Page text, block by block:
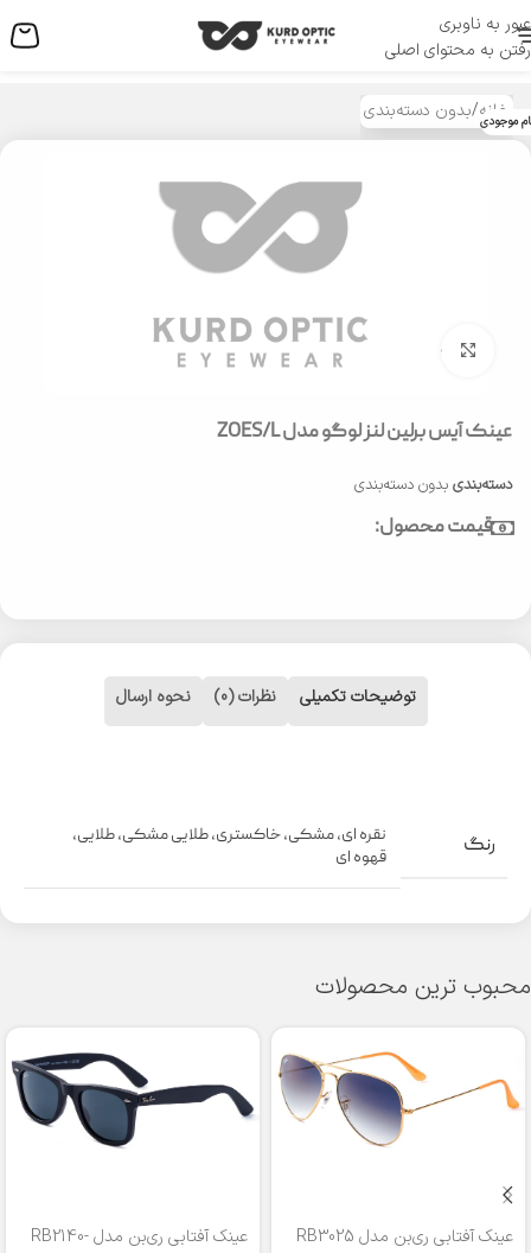
عبور به ناوبری
رفتن به محتوای اصلی
منو
خانه/بدون دسته‌بندی موجودی
بزرگنمایی تصویر
عینک آیس برلین لنز لوگو مدل ZOES/L
دسته‌بندی بدون دسته‌بندی
قیمت محصول:
توضیحات تکمیلی نظرات (0) نحوه ارسال
رنگ نقره ای,مشکی,خاکستری,طلایی مشکی,طلایی,
قهوه ای
محبوب ترین محصولات
عینک آفتابی ری‌بن مدل RB3025
عینک آفتابی ری‌بن مدل RB2140-